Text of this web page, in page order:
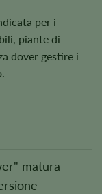
per i
piante di
dover gestire i
matura